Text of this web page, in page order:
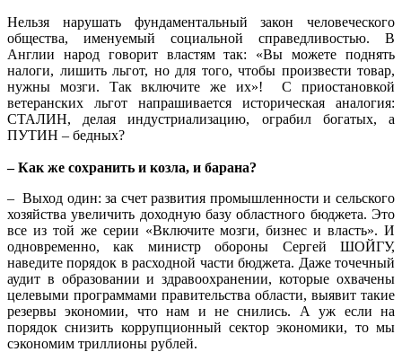
Нельзя нарушать фундаментальный закон человеческого
общества, именуемый социальной справедливостью. В
Англии народ говорит властям так: «Вы можете поднять
налоги, лишить льгот, но для того, чтобы произвести товар,
нужны мозги. Так включите же их»! С приостановкой
ветеранских льгот напрашивается историческая аналогия:
СТАЛИН, делая индустриализацию, ограбил богатых, а
ПУТИН – бедных?
– Как же сохранить и козла, и барана?
– Выход один: за счет развития промышленности и сельского
хозяйства увеличить доходную базу областного бюджета. Это
все из той же серии «Включите мозги, бизнес и власть». И
одновременно, как министр обороны Сергей ШОЙГУ,
наведите порядок в расходной части бюджета. Даже точечный
аудит в образовании и здравоохранении, которые охвачены
целевыми программами правительства области, выявит такие
резервы экономии, что нам и не снились. А уж если на
порядок снизить коррупционный сектор экономики, то мы
сэкономим триллионы рублей.